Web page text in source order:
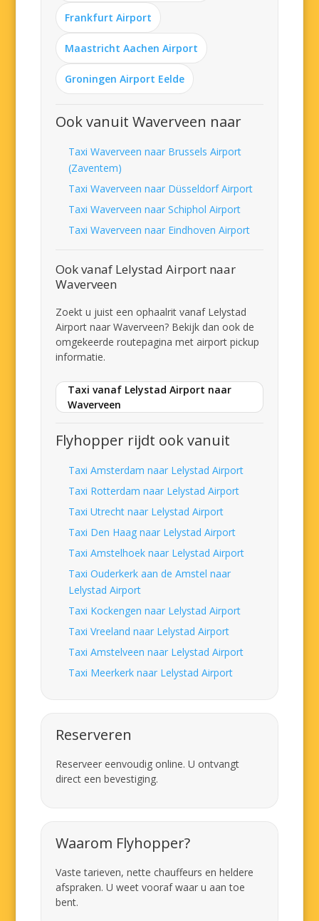
Frankfurt Airport
Maastricht Aachen Airport
Groningen Airport Eelde
Ook vanuit Waverveen naar
Taxi Waverveen naar Brussels Airport
(Zaventem)
Taxi Waverveen naar Düsseldorf Airport
Taxi Waverveen naar Schiphol Airport
Taxi Waverveen naar Eindhoven Airport
Ook vanaf Lelystad Airport naar
Waverveen
Zoekt u juist een ophaalrit vanaf Lelystad
Airport naar Waverveen? Bekijk dan ook de
omgekeerde routepagina met airport pickup
informatie.
Taxi vanaf Lelystad Airport naar
Waverveen
Flyhopper rijdt ook vanuit
Taxi Amsterdam naar Lelystad Airport
Taxi Rotterdam naar Lelystad Airport
Taxi Utrecht naar Lelystad Airport
Taxi Den Haag naar Lelystad Airport
Taxi Amstelhoek naar Lelystad Airport
Taxi Ouderkerk aan de Amstel naar
Lelystad Airport
Taxi Kockengen naar Lelystad Airport
Taxi Vreeland naar Lelystad Airport
Taxi Amstelveen naar Lelystad Airport
Taxi Meerkerk naar Lelystad Airport
Reserveren
Reserveer eenvoudig online. U ontvangt
direct een bevestiging.
Waarom Flyhopper?
Vaste tarieven, nette chauffeurs en heldere
afspraken. U weet vooraf waar u aan toe
bent.